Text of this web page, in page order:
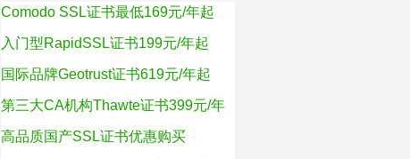
Comodo SSL证书最低169元/年起
入门型RapidSSL证书199元/年起
国际品牌Geotrust证书619元/年起
第三大CA机构Thawte证书399元/年
高品质国产SSL证书优惠购买